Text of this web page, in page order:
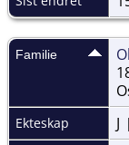
Familie
Ekteskap J